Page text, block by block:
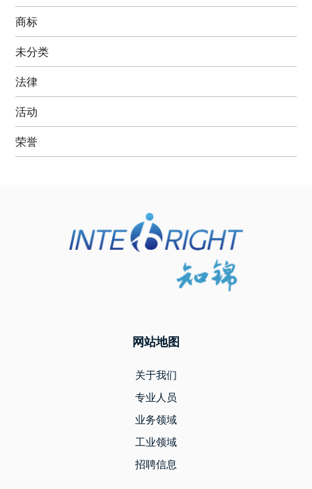
商标
未分类
法律
活动
荣誉
网站地图
关于我们
专业人员
业务领域
工业领域
招聘信息